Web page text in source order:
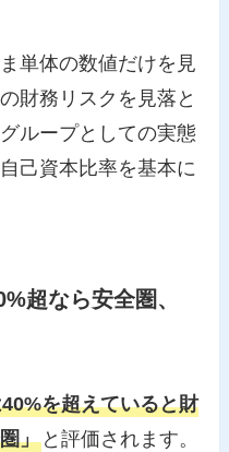
単体の数値だけを見
財務リスクを見落と
ループとしての実態
己資本比率を基本に
超なら安全圏、
を超えていると財
」 と評価されます。